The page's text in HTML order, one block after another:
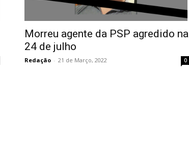
Morreu agente da PSP agredido na
24 de julho
Redação - 21 de Março, 2022 0